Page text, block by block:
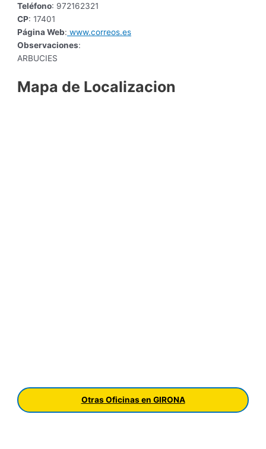
Teléfono: 972162321
CP: 17401
Página Web: www.correos.es
Observaciones:
ARBUCIES
Mapa de Localizacion
Otras Oficinas en GIRONA